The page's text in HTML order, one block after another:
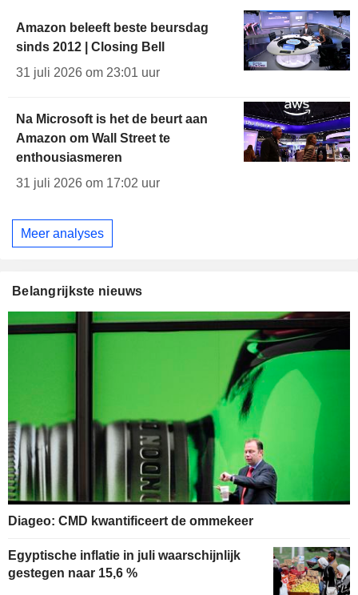
Amazon beleeft beste beursdag
sinds 2012 | Closing Bell
31 juli 2026 om 23:01 uur
Na Microsoft is het de beurt aan
Amazon om Wall Street te
enthousiasmeren
31 juli 2026 om 17:02 uur
Meer analyses
Belangrijkste nieuws
Diageo: CMD kwantificeert de ommekeer
Egyptische inflatie in juli waarschijnlijk
gestegen naar 15,6 %